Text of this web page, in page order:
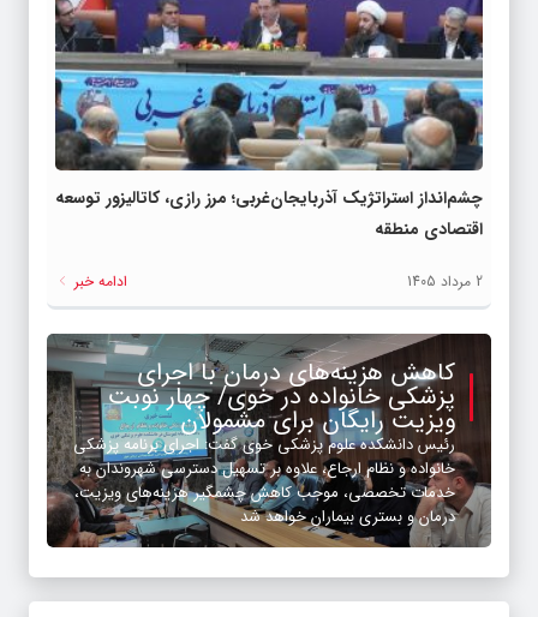
چشم‌انداز استراتژیک آذربایجان‌غربی؛ مرز رازی، کاتالیزور توسعه
اقتصادی منطقه
2 مرداد 1405 ادامه خبر
کاهش هزینه‌های درمان با اجرای
پزشکی خانواده در خوی/ چهار نوبت
ویزیت رایگان برای مشمولان
رئیس دانشکده علوم پزشکی خوی گفت: اجرای برنامه پزشکی
خانواده و نظام ارجاع، علاوه بر تسهیل دسترسی شهروندان به
خدمات تخصصی، موجب کاهش چشمگیر هزینه‌های ویزیت،
درمان و بستری بیماران خواهد شد